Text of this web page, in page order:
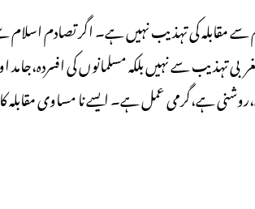
مقابلہ کی تہذیب نہیں ہے۔ اگر تصادم اسلام
تہذیب سے نہیں بلکہ مسلمانوں کی افسردہ،جامد
عمل ہے۔ ایسے نا مساوی مقابلہ کا جو